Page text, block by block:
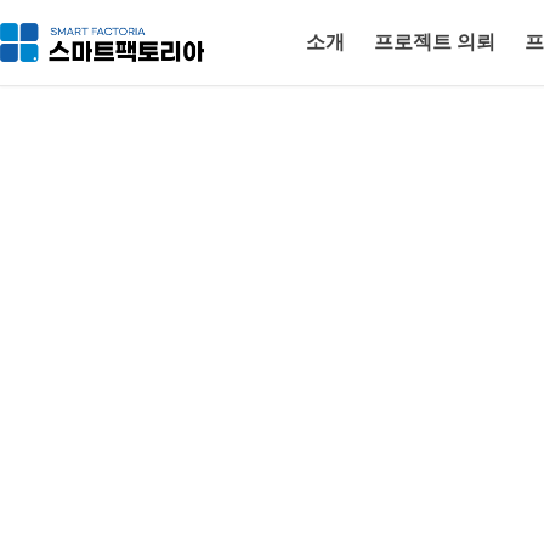
소개 프로젝트 의뢰